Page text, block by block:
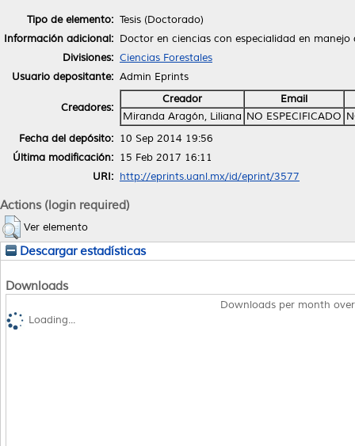
Tipo de elemento: Tesis (Doctorado)
Información adicional: Doctor en ciencias con especialidad en manejo
Divisiones: Ciencias Forestales
Usuario depositante: Admin Eprints
Creadores:
Creador
Email
Miranda Aragón, Liliana NO ESPECIFICADO
Fecha del depósito: 10 Sep 2014 19:56
Última modificación: 15 Feb 2017 16:11
URI: http://eprints.uanl.mx/id/eprint/3577
Actions (login required)
Ver elemento
Descargar estadísticas
Downloads
Downloads per month
Loading...